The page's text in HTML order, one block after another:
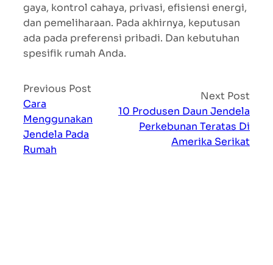
gaya, kontrol cahaya, privasi, efisiensi energi,
dan pemeliharaan. Pada akhirnya, keputusan
ada pada preferensi pribadi. Dan kebutuhan
spesifik rumah Anda.
Previous Post
Cara
Menggunakan
Jendela Pada
Rumah
Next Post
10 Produsen Daun Jendela
Perkebunan Teratas Di
Amerika Serikat